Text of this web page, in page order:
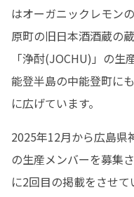
はオーガニックレモン
原町の旧日本酒酒蔵の
「浄酎(JOCHU)」の生
能登半島の中能登町に
に広げています。
2025年12月から広島県
の生産メンバーを募集
に2回目の掲載をさせて